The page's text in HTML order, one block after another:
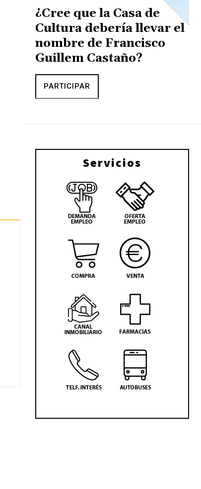
¿Cree que la Casa de
Cultura debería llevar el
nombre de Francisco
Guillem Castaño?
PARTICIPAR
Servicios